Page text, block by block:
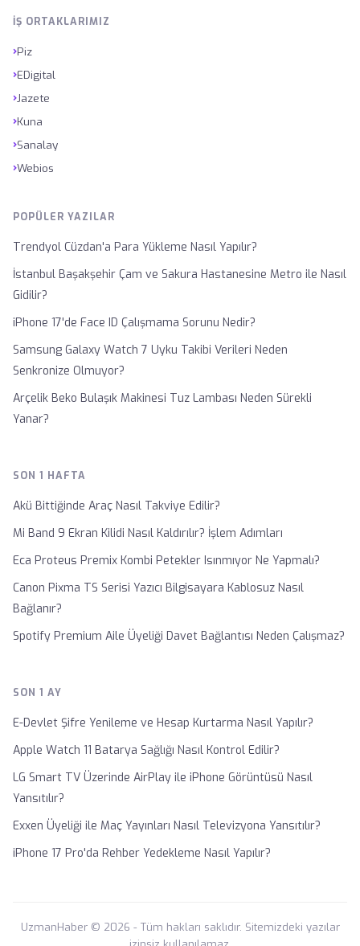
İŞ ORTAKLARIMIZ
›Piz
›EDigital
›Jazete
›Kuna
›Sanalay
›Webios
POPÜLER YAZILAR
Trendyol Cüzdan'a Para Yükleme Nasıl Yapılır?
İstanbul Başakşehir Çam ve Sakura Hastanesine Metro ile Nasıl
Gidilir?
iPhone 17'de Face ID Çalışmama Sorunu Nedir?
Samsung Galaxy Watch 7 Uyku Takibi Verileri Neden
Senkronize Olmuyor?
Arçelik Beko Bulaşık Makinesi Tuz Lambası Neden Sürekli
Yanar?
SON 1 HAFTA
Akü Bittiğinde Araç Nasıl Takviye Edilir?
Mi Band 9 Ekran Kilidi Nasıl Kaldırılır? İşlem Adımları
Eca Proteus Premix Kombi Petekler Isınmıyor Ne Yapmalı?
Canon Pixma TS Serisi Yazıcı Bilgisayara Kablosuz Nasıl
Bağlanır?
Spotify Premium Aile Üyeliği Davet Bağlantısı Neden Çalışmaz?
SON 1 AY
E-Devlet Şifre Yenileme ve Hesap Kurtarma Nasıl Yapılır?
Apple Watch 11 Batarya Sağlığı Nasıl Kontrol Edilir?
LG Smart TV Üzerinde AirPlay ile iPhone Görüntüsü Nasıl
Yansıtılır?
Exxen Üyeliği ile Maç Yayınları Nasıl Televizyona Yansıtılır?
iPhone 17 Pro'da Rehber Yedekleme Nasıl Yapılır?
UzmanHaber © 2026 - Tüm hakları saklıdır. Sitemizdeki yazılar